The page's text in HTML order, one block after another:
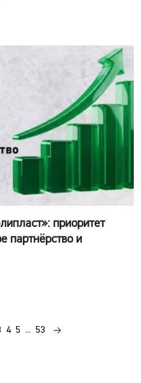
приоритет
партнёрство и
4 5 ... 53